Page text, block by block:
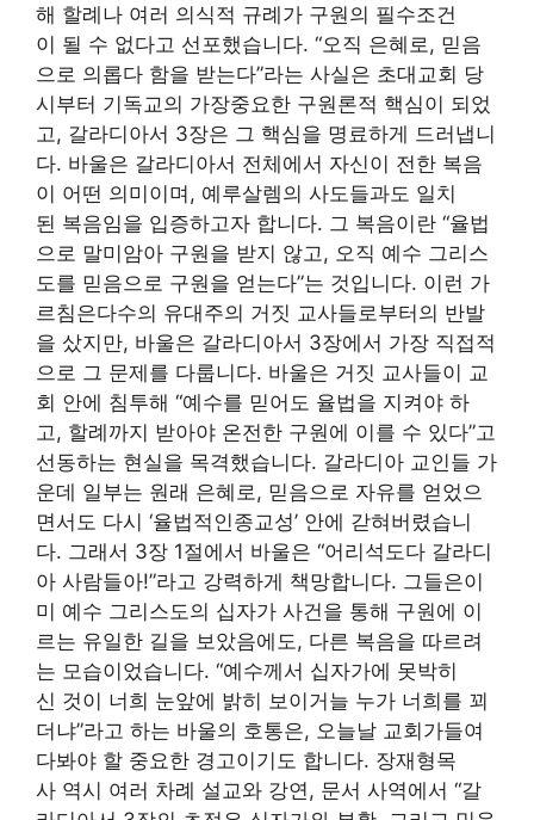
해 할례나 여러 의식적 규례가 구원의 필수조건
이 될 수 없다고 선포했습니다. “오직 은혜로, 믿음
으로 의롭다 함을 받는다”라는 사실은 초대교회 당
시부터 기독교의 가장중요한 구원론적 핵심이 되었
고, 갈라디아서 3장은 그 핵심을 명료하게 드러냅니
다. 바울은 갈라디아서 전체에서 자신이 전한 복음
이 어떤 의미이며, 예루살렘의 사도들과도 일치
된 복음임을 입증하고자 합니다. 그 복음이란 “율법
으로 말미암아 구원을 받지 않고, 오직 예수 그리스
도를 믿음으로 구원을 얻는다”는 것입니다. 이런 가
르침은다수의 유대주의 거짓 교사들로부터의 반발
을 샀지만, 바울은 갈라디아서 3장에서 가장 직접적
으로 그 문제를 다룹니다. 바울은 거짓 교사들이 교
회 안에 침투해 “예수를 믿어도 율법을 지켜야 하
고, 할례까지 받아야 온전한 구원에 이를 수 있다”고
선동하는 현실을 목격했습니다. 갈라디아 교인들 가
운데 일부는 원래 은혜로, 믿음으로 자유를 얻었으
면서도 다시 ‘율법적인종교성’ 안에 갇혀버렸습니
다. 그래서 3장 1절에서 바울은 “어리석도다 갈라디
아 사람들아!”라고 강력하게 책망합니다. 그들은이
미 예수 그리스도의 십자가 사건을 통해 구원에 이
르는 유일한 길을 보았음에도, 다른 복음을 따르려
는 모습이었습니다. “예수께서 십자가에 못박히
신 것이 너희 눈앞에 밝히 보이거늘 누가 너희를 꾀
더냐”라고 하는 바울의 호통은, 오늘날 교회가들여
다봐야 할 중요한 경고이기도 합니다. 장재형목
사 역시 여러 차례 설교와 강연, 문서 사역에서 “갈